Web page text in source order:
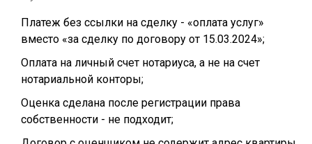
Платеж без ссылки на сделку - «оплата услуг»
вместо «за сделку по договору от 15.03.2024»;
Оплата на личный счет нотариуса, а не на счет
нотариальной конторы;
Оценка сделана после регистрации права
собственности - не подходит;